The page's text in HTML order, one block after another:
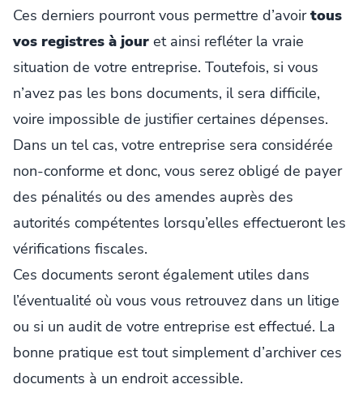
Ces derniers pourront vous permettre d’avoirtous
vos registres à jour et ainsi refléter la vraie
situation de votre entreprise. Toutefois, si vous
n’avez pas les bons documents, il sera difficile,
voire impossible de justifier certaines dépenses.
Dans un tel cas, votre entreprise sera considérée
non-conforme et donc, vous serez obligé de payer
des pénalités ou des amendes auprès des
autorités compétentes lorsqu’elles effectueront les
vérifications fiscales.
Ces documents seront également utiles dans
l’éventualité où vous vous retrouvez dans un litige
ou si un audit de votre entreprise est effectué. La
bonne pratique est tout simplement d’archiver ces
documents à un endroit accessible.